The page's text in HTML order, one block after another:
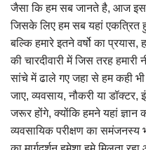
जैसा कि हम सब जानते है, आज इस
जिसके लिए हम सब यहां एकत्रित
बल्कि हमारे इतने वर्षो का
की चारदीवारी में जिस तरह
सांचे में ढाले गए जहा से हम कही
जाए, व्यवसाय, नौकरी या
जरूर होंगे, क्योंकि हमने यहां
व्यवसायिक परीक्षण का समंजनस्य